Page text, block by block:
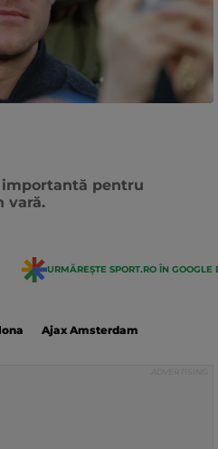
pentru
vară.
URMĂREȘTE SPORT.RO ÎN GOOGLE
Ajax Amsterdam